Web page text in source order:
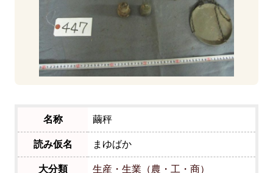
名称 繭秤
読み仮名 まゆばか
大分類 生産・生業（農・工・商）